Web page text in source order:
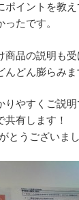
ポイントを教
たです。
品の説明も受
んどん膨らみま
りやすくご説
有します！
とうございまし